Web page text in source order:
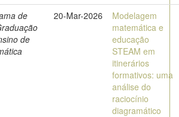
de
de
20-Mar-2026
Modelagem
matemática e
educação
STEAM em
itinerários
formativos: uma
análise do
raciocínio
diagramático